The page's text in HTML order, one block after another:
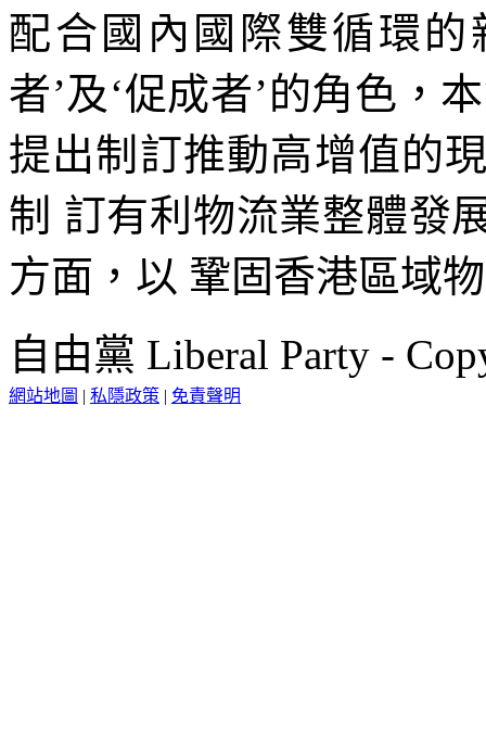
配合國內國際雙循環
者’及‘促成者’的角色，
提出制訂推動高增值的
制 訂有利物流業整體發
方面，以 鞏固香港區域
自由黨 Liberal Party -
網站地圖 | 私隱政策 | 免責聲明